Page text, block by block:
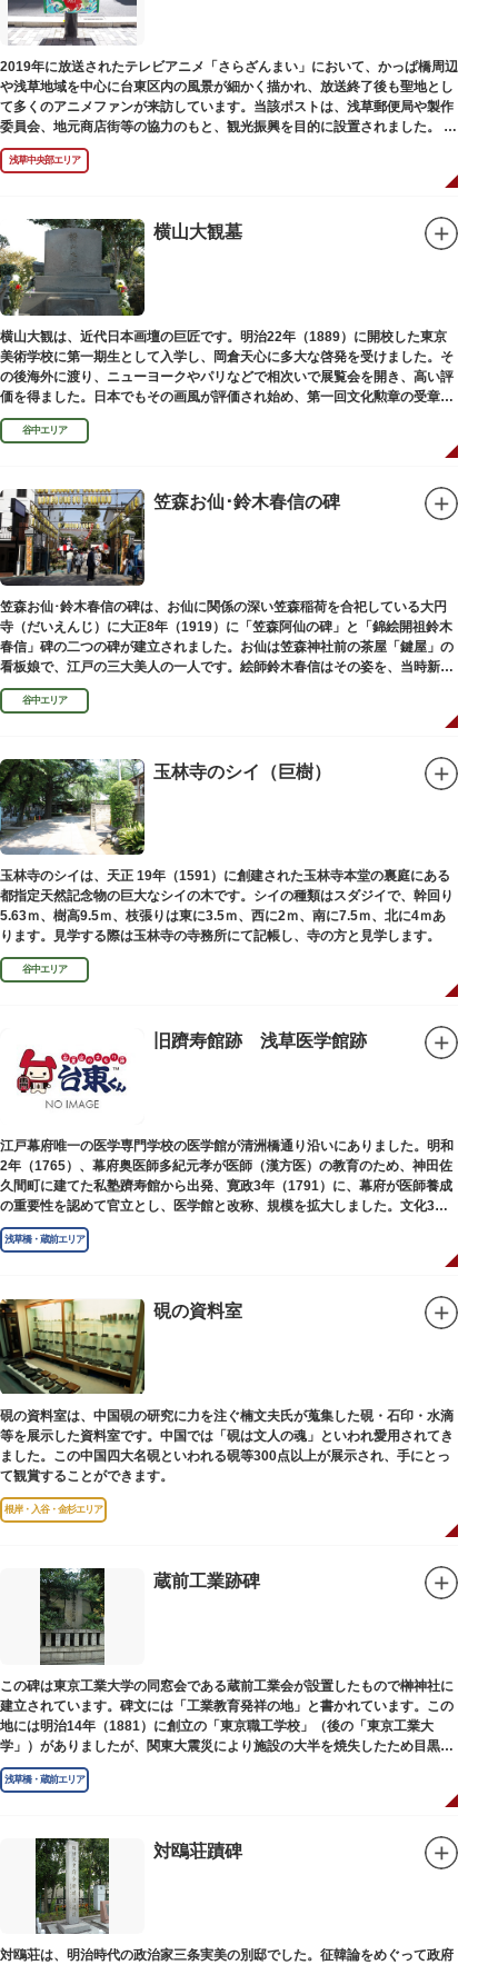
に名所・旧跡があります。七福神をめぐる途中、これらの名跡も訪ねながら
江戸文化の面影を偲んでみてはいかがでしょうか。
御利益にあやかりながらの散策は、福徳と心の安らぎを与えてくれることで
しょう。
2019年に放送されたテレビアニメ「さらざんまい」において、かっぱ橋周辺
や浅草地域を中心に台東区内の風景が細かく描かれ、放送終了後も聖地とし
て多くのアニメファンが来訪しています。当該ポストは、浅草郵便局や製作
委員会、地元商店街等の協力のもと、観光振興を目的に設置されました。
<「さらざんまい」監督の幾原邦彦氏のコメント>
「実在する風景を舞台として制作したキャラクターたちが、このような形で
地域の方々にも受け入れていただけて大変嬉しいです。聖地巡礼のシンボル
設置年月日:令和3年3月10日
浅草中央部エリア
横山大観墓
横山大観は、近代日本画壇の巨匠です。明治22年（1889）に開校した東京
美術学校に第一期生として入学し、岡倉天心に多大な啓発を受けました。そ
の後海外に渡り、ニューヨークやパリなどで相次いで展覧会を開き、高い評
価を得ました。日本でもその画風が評価され始め、第一回文化勲章の受章者
となりました。お墓は谷中霊園にあります。
谷中エリア
笠森お仙･鈴木春信の碑
笠森お仙･鈴木春信の碑は、お仙に関係の深い笠森稲荷を合祀している大円
寺（だいえんじ）に大正8年（1919）に「笠森阿仙の碑」と「錦絵開祖鈴木
春信」碑の二つの碑が建立されました。お仙は笠森神社前の茶屋「鍵屋」の
看板娘で、江戸の三大美人の一人です。絵師鈴木春信はその姿を、当時新し
い絵画様式である多色刷り版画「錦絵」に描きました。
谷中エリア
玉林寺のシイ（巨樹）
玉林寺のシイは、天正 19年（1591）に創建された玉林寺本堂の裏庭にある
都指定天然記念物の巨大なシイの木です。シイの種類はスダジイで、幹回り
5.63ｍ、樹高9.5ｍ、枝張りは東に3.5ｍ、西に2ｍ、南に7.5ｍ、北に4ｍあ
ります。見学する際は玉林寺の寺務所にて記帳し、寺の方と見学します。
谷中エリア
旧躋寿館跡 浅草医学館跡
江戸幕府唯一の医学専門学校の医学館が清洲橋通り沿いにありました。明和
2年（1765）、幕府奥医師多紀元孝が医師（漢方医）の教育のため、神田佐
久間町に建てた私塾躋寿館から出発、寛政3年（1791）に、幕府が医師養成
の重要性を認めて官立とし、医学館と改称、規模を拡大しました。文化3年
（1806）、大火に遭い焼失しましたが、同年に旧向柳原一丁目に移転、再建
されました。
弟育成をはかるなど、江戸時代後期から明治維新に至る日本の医学振興に貢
献しました。
※現在、この場所に「旧躋寿館跡 浅草医学館跡」に関する案内板や説明版
等は設置されておりません。
浅草橋・蔵前エリア
硯の資料室
硯の資料室は、中国硯の研究に力を注ぐ楠文夫氏が蒐集した硯・石印・水滴
等を展示した資料室です。中国では「硯は文人の魂」といわれ愛用されてき
ました。この中国四大名硯といわれる硯等300点以上が展示され、手にとっ
て観賞することができます。
根岸・入谷・金杉エリア
蔵前工業跡碑
この碑は東京工業大学の同窓会である蔵前工業会が設置したもので榊神社に
建立されています。碑文には「工業教育発祥の地」と書かれています。この
地には明治14年（1881）に創立の「東京職工学校」（後の「東京工業大
学」）がありましたが、関東大震災により施設の大半を焼失したため目黒に
移転しました。
浅草橋・蔵前エリア
対鴎荘蹟碑
対鴎荘は、明治時代の政治家三条実美の別邸でした。征韓論をめぐって政府